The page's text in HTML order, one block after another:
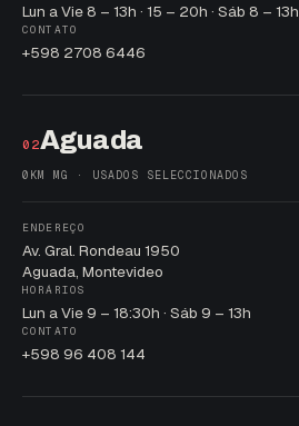
Lun a Vie 8 – 13h · 15 – 20h · Sáb 8 – 13h
CONTATO
+598 2708 6446
02Aguada
0KM MG · USADOS SELECCIONADOS
ENDEREÇO
Av. Gral. Rondeau 1950
Aguada, Montevideo
HORÁRIOS
Lun a Vie 9 – 18:30h · Sáb 9 – 13h
CONTATO
+598 96 408 144